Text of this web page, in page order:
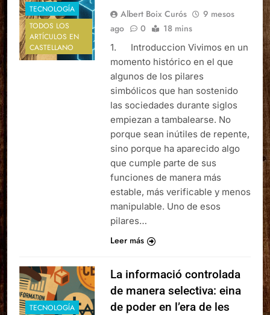
TECNOLOGÍA
TODOS LOS
ARTÍCULOS EN
CASTELLANO
Albert Boix Curós
9 mesos
ago
0 18 mins
1. Introduccion Vivimos en un
momento histórico en el que
algunos de los pilares
simbólicos que han sostenido
las sociedades durante siglos
empiezan a tambalearse. No
porque sean inútiles de repente,
sino porque ha aparecido algo
que cumple parte de sus
funciones de manera más
estable, más verificable y menos
manipulable. Uno de esos
pilares…
Leer más
TECNOLOGÍA
La informació controlada
de manera selectiva: eina
de poder en l’era de les